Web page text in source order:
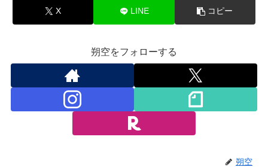
X LINE コピー
朔空をフォローする
朔空